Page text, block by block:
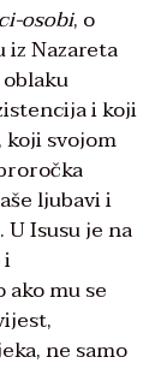
osobi, o
iz Nazareta
i koji
koji svojom
ljubavi i
Isusu je na
i
mu se
ne samo